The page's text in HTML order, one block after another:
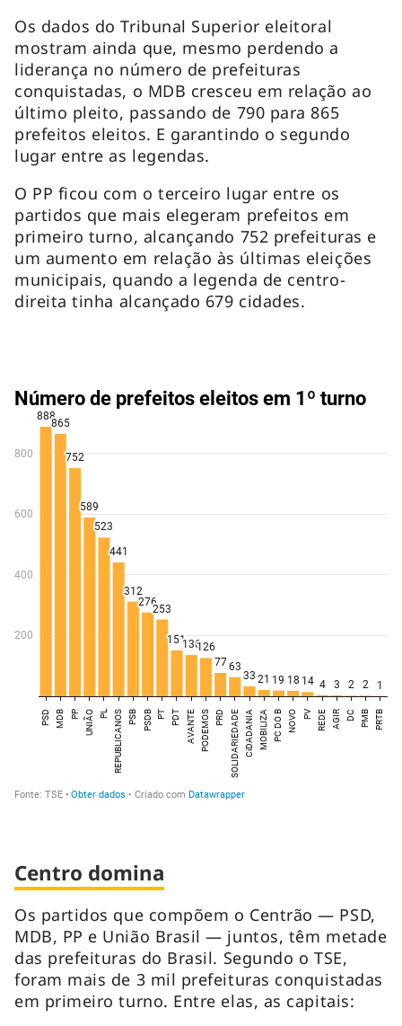
Os dados do Tribunal Superior eleitoral
mostram ainda que, mesmo perdendo a
liderança no número de prefeituras
conquistadas, o MDB cresceu em relação ao
último pleito, passando de 790 para 865
prefeitos eleitos. E garantindo o segundo
lugar entre as legendas.
O PP ficou com o terceiro lugar entre os
partidos que mais elegeram prefeitos em
primeiro turno, alcançando 752 prefeituras e
um aumento em relação às últimas eleições
municipais, quando a legenda de centro-
direita tinha alcançado 679 cidades.
Centro domina
Os partidos que compõem o Centrão — PSD,
MDB, PP e União Brasil — juntos, têm metade
das prefeituras do Brasil. Segundo o TSE,
foram mais de 3 mil prefeituras conquistadas
em primeiro turno. Entre elas, as capitais: